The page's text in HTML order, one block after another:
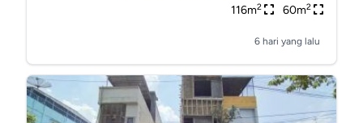
116m2 60m2
6 hari yang lalu